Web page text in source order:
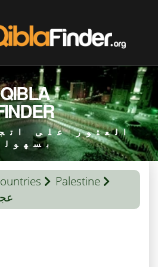
QIBLA
العثور على
Palestine